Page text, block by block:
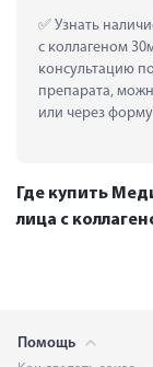
Узнать
с коллагеном
консультацию
препарата,
или через
Где купить
лица с
Помощь